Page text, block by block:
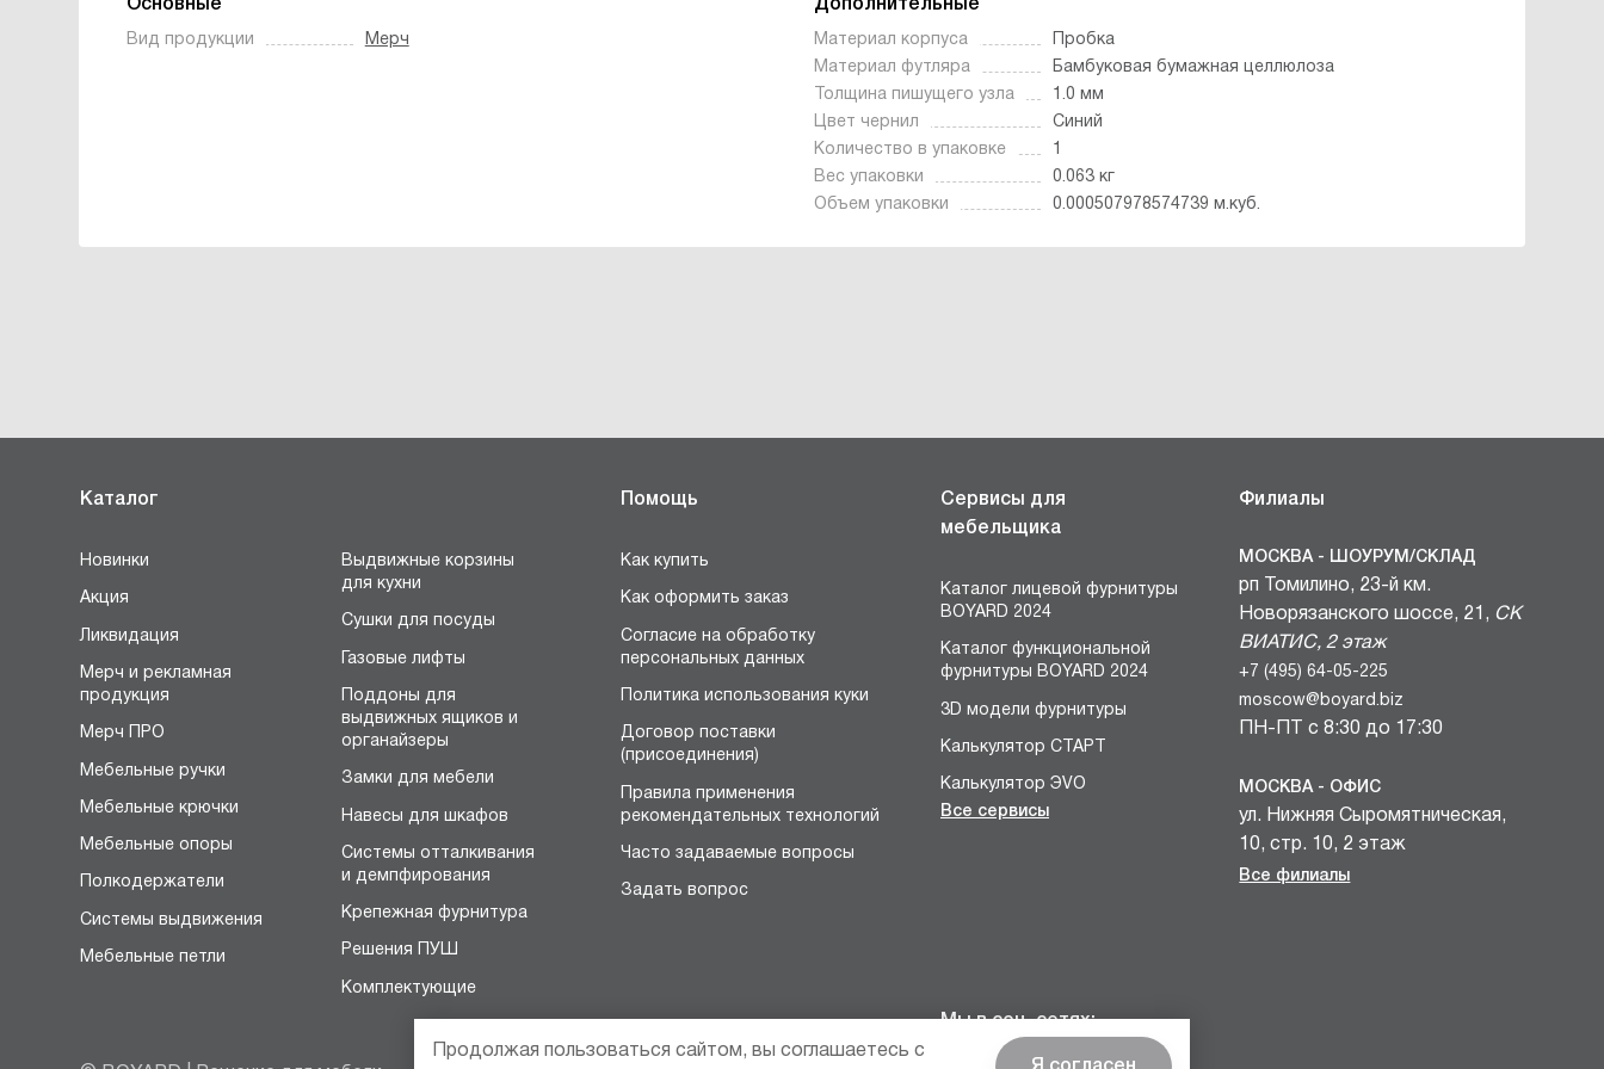
Основные
Вид продукции Мерч
Дополнительные
Материал корпуса
Пробка
Материал футляра
Бамбуковая бумажная целлюлоза
Толщина пишущего узла
1.0 мм
Цвет чернил
Синий
Количество в упаковке
1
Вес упаковки
0.063 кг
Объем упаковки
0.000507978574739 м.куб.
Каталог
Новинки
Акция
Ликвидация
Мерч и рекламная
продукция
Мерч ПРО
Мебельные ручки
Мебельные крючки
Мебельные опоры
Полкодержатели
Системы выдвижения
Мебельные петли
Выдвижные корзины
для кухни
Сушки для посуды
Газовые лифты
Поддоны для
выдвижных ящиков и
органайзеры
Замки для мебели
Навесы для шкафов
Системы отталкивания
и демпфирования
Крепежная фурнитура
Решения ПУШ
Комплектующие
Помощь
Как купить
Как оформить заказ
Согласие на обработку
персональных данных
Политика использования куки
Договор поставки
(присоединения)
Правила применения
рекомендательных технологий
Часто задаваемые вопросы
Задать вопрос
Сервисы для
мебельщика
Каталог лицевой фурнитуры
BOYARD 2024
Каталог функциональной
фурнитуры BOYARD 2024
3D модели фурнитуры
Калькулятор СТАРТ
Калькулятор ЭVO
Конструктор БЛОКИ
Конфигуратор мебельных
Все сервисы
Мы в соц. сетях:
Филиалы
МОСКВА - ШОУРУМ/СКЛАД
рп Томилино, 23-й км.
Новорязанского шоссе, 21, СК
ВИАТИС, 2 этаж
+7 (495) 64-05-225
moscow@boyard.biz
ПН-ПТ с 8:30 до 17:30
МОСКВА - ОФИС
ул. Нижняя Сыромятническая,
10, стр. 10, 2 этаж
+7 (495) 64-05-225
Все филиалы
Продолжая пользоваться сайтом, вы соглашаетесь с